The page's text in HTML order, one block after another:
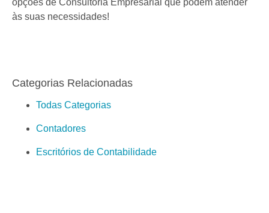
opções de Consultoria Empresarial que podem atender
às suas necessidades!
Categorias Relacionadas
Todas Categorias
Contadores
Escritórios de Contabilidade